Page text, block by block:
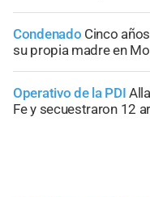
Condenado Cinco
su propia madre en
Operativo de la PDI
Fe y secuestraron 12